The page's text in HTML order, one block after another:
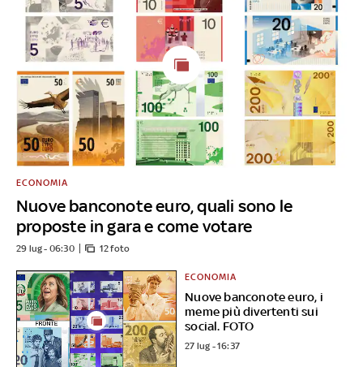
Nuove banconote euro, quali sono le
proposte in gara e come votare
ECONOMIA
29 lug - 06:30 12 foto
Nuove banconote euro, i
meme più divertenti sui
social. FOTO
ECONOMIA
27 lug - 16:37